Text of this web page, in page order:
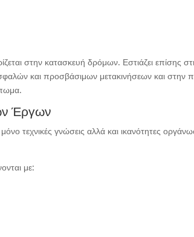
στην κατασκευή δρόμων. Εστιάζει επίσης
και προσβάσιμων μετακινήσεων και
Έργων
μόνο τεχνικές γνώσεις αλλά και ικανότητες
με: